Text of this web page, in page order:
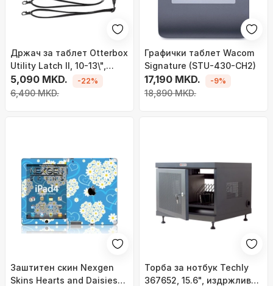
Држач за таблет Otterbox
Utility Latch II, 10-13\",
прилагодлив, црн
5,090 MKD.
6,490 MKD.
-22%
Графички таблет Wacom
Signature (STU-430-CH2)
17,190 MKD.
18,890 MKD.
-9%
Заштитен скин Nexgen
Skins Hearts and Daisies
Торба за нотбук Techly
367652, 15.6", издржлив